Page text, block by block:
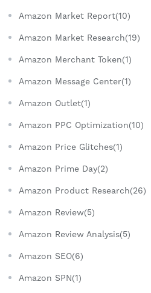
Amazon Market Report(10)
Amazon Market Research(19)
Amazon Merchant Token(1)
Amazon Message Center(1)
Amazon Outlet(1)
Amazon PPC Optimization(10)
Amazon Price Glitches(1)
Amazon Prime Day(2)
Amazon Product Research(26)
Amazon Review(5)
Amazon Review Analysis(5)
Amazon SEO(6)
Amazon SPN(1)